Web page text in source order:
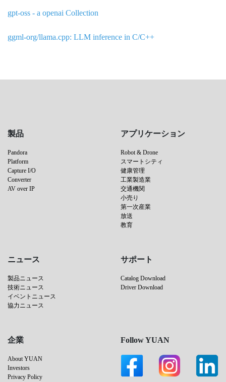
gpt-oss - a openai Collection
ggml-org/llama.cpp: LLM inference in C/C++
製品
Pandora
Platform
Capture I/O
Converter
AV over IP
アプリケーション
Robot & Drone
スマートシティ
健康管理
工業製造業
交通機関
小売り
第一次産業
放送
教育
ニュース
製品ニュース
技術ニュース
イベントニュース
協力ニュース
サポート
Catalog Download
Driver Download
企業
About YUAN
Investors
Privacy Policy
Follow YUAN